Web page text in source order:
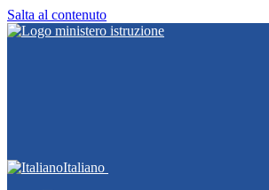
Salta al contenuto
Italiano